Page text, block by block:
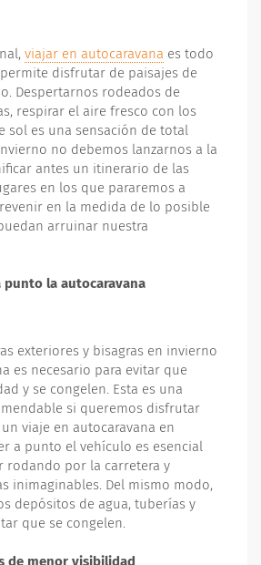
viajar en autocaravana es todo
disfrutar de paisajes de
Despertarnos rodeados de
respirar el aire fresco con los
sol es una sensación de total
no debemos lanzarnos a la
antes un itinerario de las
en los que pararemos a
en la medida de lo posible
arruinar nuestra
punto la autocaravana
exteriores y bisagras en invierno
es necesario para evitar que
y se congelen. Esta es una
si queremos disfrutar
viaje en autocaravana en
a punto el vehículo es esencial
rodando por la carretera y
inimaginables. Del mismo modo,
depósitos de agua, tuberías y
que se congelen.
de menor visibilidad